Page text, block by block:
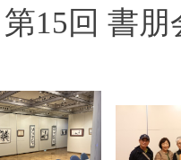
第15回 書朋